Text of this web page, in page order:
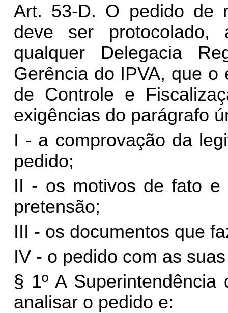
Art. 53-D. O pedido de
deve ser
qualquer Delegacia
Gerência do IPVA, que o
de Controle e
exigências do parágrafo
I - a comprovação da
pedido;
II - os motivos de fato
pretensão;
III - os documentos que
IV - o pedido com as
§ 1º A
analisar o pedido e: